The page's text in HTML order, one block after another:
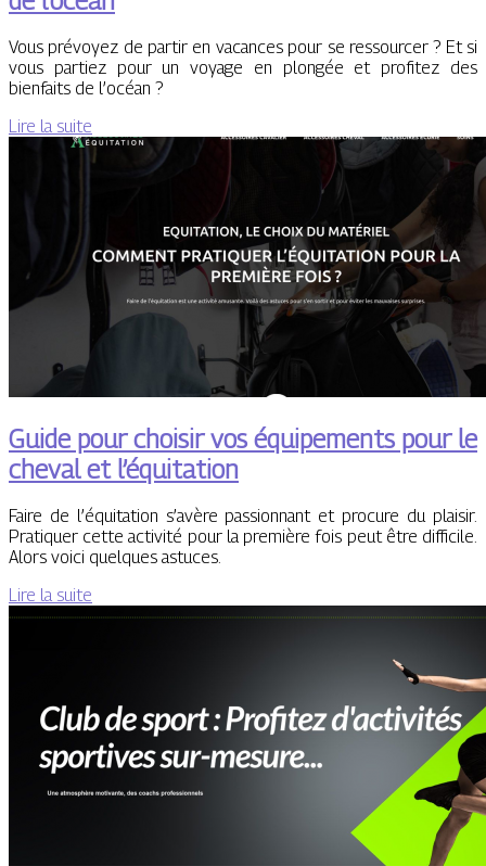
Vous prévoyez de partir en vacances pour se ressourcer ? Et si
vous partiez pour un voyage en plongée et profitez des
bienfaits de l’océan ?
Lire la suite
Guide pour choisir vos équipements pour le
cheval et l’équitation
Faire de l’équitation s’avère passionnant et procure du plaisir.
Pratiquer cette activité pour la première fois peut être difficile.
Alors voici quelques astuces.
Lire la suite